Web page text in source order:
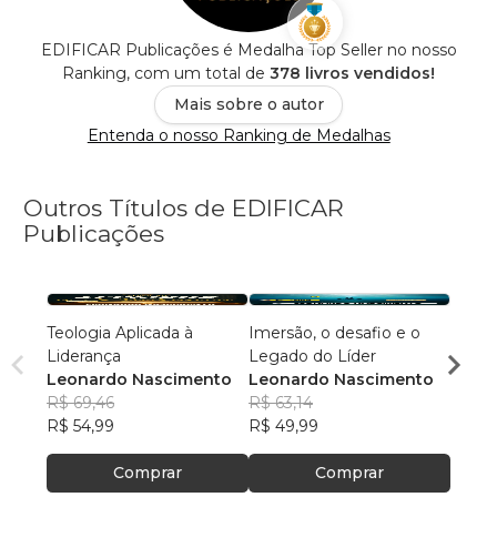
EDIFICAR Publicações é Medalha Top Seller no nosso
Ranking, com um total de 378 livros vendidos!
Mais sobre o autor
Entenda o nosso Ranking de Medalhas
Outros Títulos de EDIFICAR
Publicações
Teologia Aplicada à
Liderança
Leonardo Nascimento
R$ 69,46
R$ 54,99
Comprar
Imersão, o desafio e o
Legado do Líder
Leonardo Nascimento
R$ 63,14
R$ 49,99
Comprar